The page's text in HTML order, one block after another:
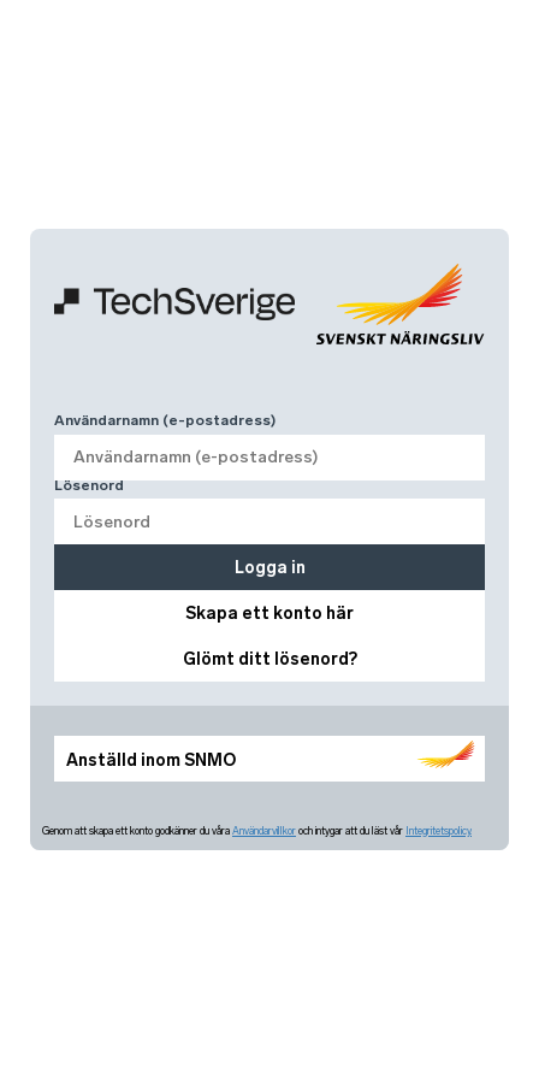
Anställd inom SNMO
Användarnamn (e-postadress)
Lösenord
Skapa ett konto här
Glömt ditt lösenord?
Logga in
Genom att skapa ett konto godkänner du våra Användarvillkor och intygar att du läst vår Integritetspolicy.